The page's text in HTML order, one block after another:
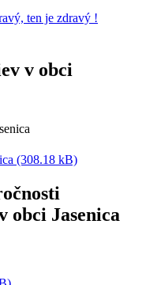
ten je zdravý !
v obci
(308.18 kB)
obci Jasenica